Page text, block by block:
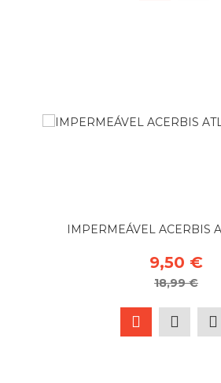
IMPERMEÁVEL ACERBIS
9,50 €
18,99 €